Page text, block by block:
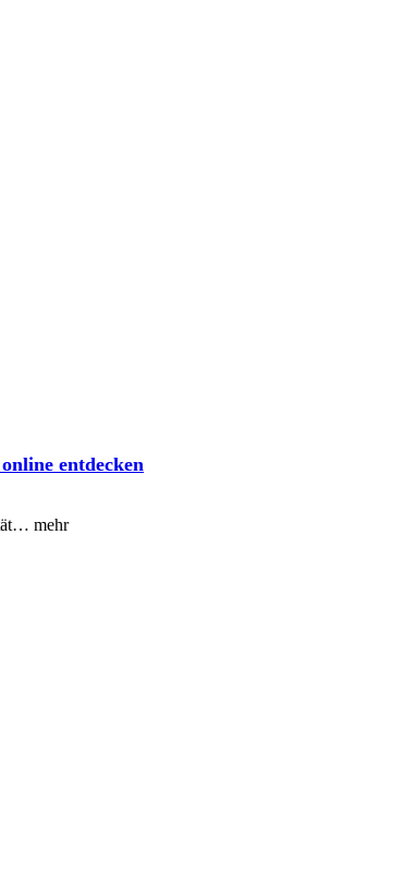
entdecken
mehr